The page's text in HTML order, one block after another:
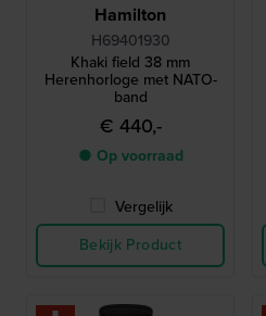
Hamilton
H69401930
Khaki field 38 mm
Herenhorloge met NATO-
band
€ 440,-
● Op voorraad
Vergelijk
Bekijk Product